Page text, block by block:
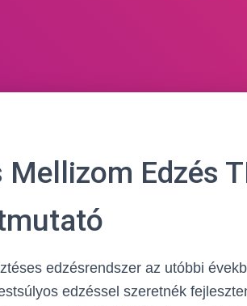
Edzés
edzésrendszer az utóbbi
edzéssel szeretnék